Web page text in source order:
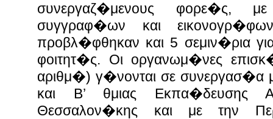
συνεργαζ�μενους φορε�ς,
συγγραφ�ων και
προβλ�φθηκαν και 5 σεμιν�ρια
φοιτητ�ς. Οι οργανωμ�νες
αριθμ�) γ�νονται σε συνεργασ�α
και Β’ θμιας Εκπα�δευσης
Θεσσαλον�κης και με την